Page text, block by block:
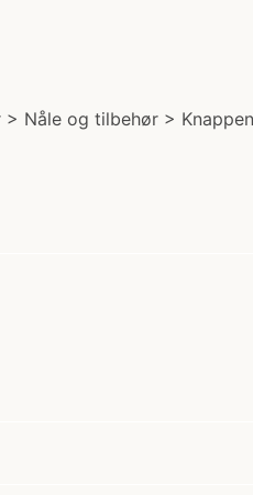
Nåle og tilbehør >